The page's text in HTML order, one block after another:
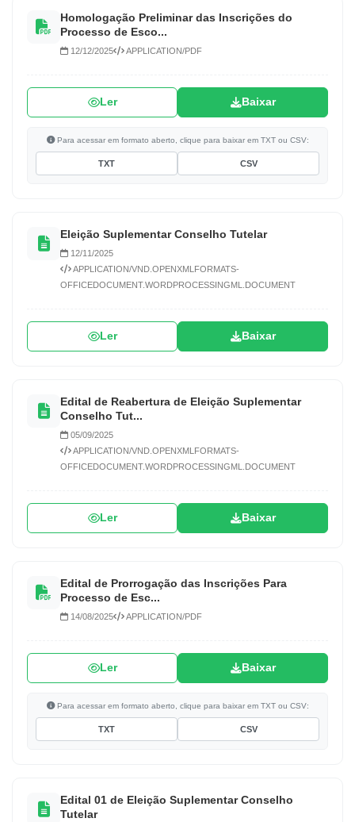
Homologação Preliminar das Inscrições do
Processo de Esco...
12/12/2025 APPLICATION/PDF
Ler Baixar
Para acessar em formato aberto, clique para baixar em TXT ou CSV:
TXT CSV
Eleição Suplementar Conselho Tutelar
12/11/2025
APPLICATION/VND.OPENXMLFORMATS-
OFFICEDOCUMENT.WORDPROCESSINGML.DOCUMENT
Ler Baixar
Edital de Reabertura de Eleição Suplementar
Conselho Tut...
05/09/2025
APPLICATION/VND.OPENXMLFORMATS-
OFFICEDOCUMENT.WORDPROCESSINGML.DOCUMENT
Ler Baixar
Edital de Prorrogação das Inscrições Para
Processo de Esc...
14/08/2025 APPLICATION/PDF
Ler Baixar
Para acessar em formato aberto, clique para baixar em TXT ou CSV:
TXT CSV
Edital 01 de Eleição Suplementar Conselho
Tutelar